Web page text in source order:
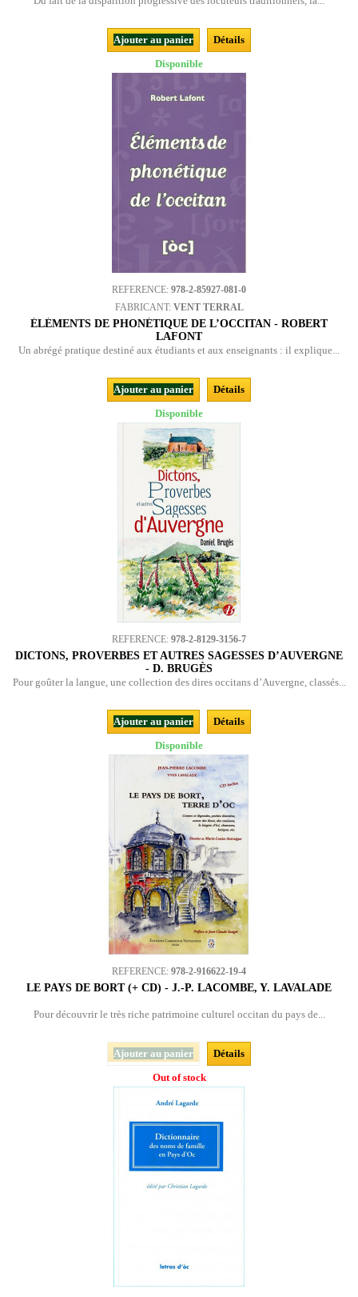
Ajouter au panier
Détails
Disponible
REFERENCE: 978-2-85927-081-0
FABRICANT: VENT TERRAL
ÉLÉMENTS DE PHONÉTIQUE DE L’OCCITAN - ROBERT
LAFONT
Un abrégé pratique destiné aux étudiants et aux enseignants : il explique...
Ajouter au panier
Détails
Disponible
REFERENCE: 978-2-8129-3156-7
DICTONS, PROVERBES ET AUTRES SAGESSES D’AUVERGNE
- D. BRUGÈS
Pour goûter la langue, une collection des dires occitans d’Auvergne, classés...
Ajouter au panier
Détails
Disponible
REFERENCE: 978-2-916622-19-4
LE PAYS DE BORT (+ CD) - J.-P. LACOMBE, Y. LAVALADE
Pour découvrir le très riche patrimoine culturel occitan du pays de...
Ajouter au panier
Détails
Out of stock